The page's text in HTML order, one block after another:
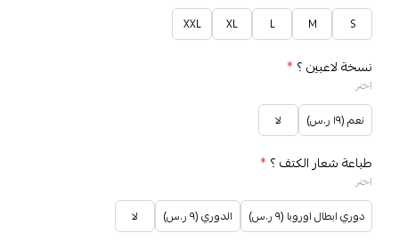
S
M
L
XL
XXL
نسخة لاعبين ؟ *
اختر
نعم (١٩ ر.س) لا
طباعة شعار الكتف ؟ *
اختر
دوري ابطال اوروبا (٩ ر.س) الدوري (٩ ر.س) لا